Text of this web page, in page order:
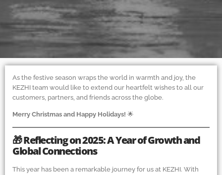
As the festive season wraps the world in warmth and joy, the
KEZHI team would like to extend our heartfelt wishes to all our
customers, partners, and friends across the globe.
Merry Christmas and Happy Holidays! 🌟
🎁 Reflecting on 2025: A Year of Growth and
Global Connections
This year has been a remarkable journey for us at KEZHI. With